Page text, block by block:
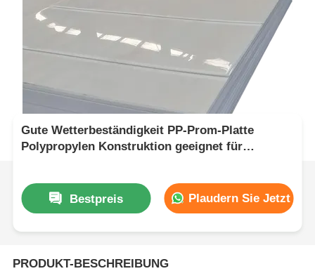
Gute Wetterbeständigkeit PP-Prom-Platte
Polypropylen Konstruktion geeignet für
Bestpreis Plaudern Sie Jetzt
PRODUKT-BESCHREIBUNG